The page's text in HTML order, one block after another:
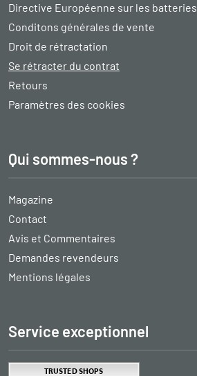
Directive Européenne sur les batteries
Conditons générales de vente
Droit de rétractation
Se rétracter du contrat
Retours
Paramètres des cookies
Qui sommes-nous ?
Magazine
Contact
Avis et Commentaires
Demandes revendeurs
Mentions légales
Service exceptionnel